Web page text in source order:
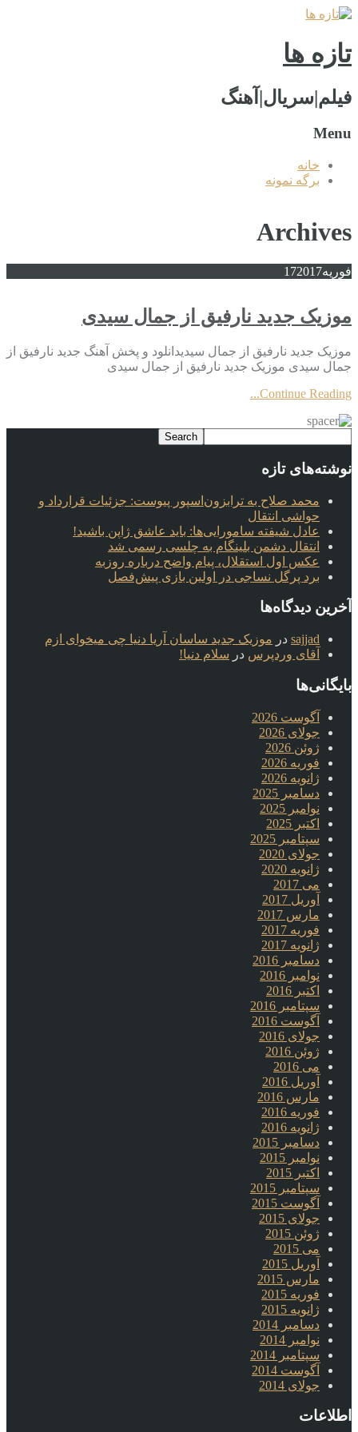
تازه ها
فیلم|سریال|آهنگ
Menu
خانه
برگه نمونه
Archives
فوریه 172017
موزیک جدید نارفیق از جمال سیدی
موزیک جدید نارفیق از جمال سیدیدانلود و پخش آهنگ جدید نارفیق از
جمال سیدی موزیک جدید نارفیق از جمال سیدی
Continue Reading...
نوشته‌های تازه
محمد صلاح به ترابزون‌اسپور پیوست: جزئیات قرارداد و
حواشی انتقال
عادل شیفته سامورایی‌ها: باید عاشق ژاپن باشید!
انتقال دشمن بلینگام به چلسی رسمی شد
عکس اول استقلال، پیام واضح درباره روزبه
برد پرگل نساجی در اولین بازی پیش‌فصل
آخرین دیدگاه‌ها
sajjad در موزیک جدید ساسان آریا دنیا چی میخوای ازم
آقای وردپرس در سلام دنیا!
بایگانی‌ها
آگوست 2026
جولای 2026
ژوئن 2026
فوریه 2026
ژانویه 2026
دسامبر 2025
نوامبر 2025
اکتبر 2025
سپتامبر 2025
جولای 2020
ژانویه 2020
می 2017
آوریل 2017
مارس 2017
فوریه 2017
ژانویه 2017
دسامبر 2016
نوامبر 2016
اکتبر 2016
سپتامبر 2016
آگوست 2016
جولای 2016
ژوئن 2016
می 2016
آوریل 2016
مارس 2016
فوریه 2016
ژانویه 2016
دسامبر 2015
نوامبر 2015
اکتبر 2015
سپتامبر 2015
آگوست 2015
جولای 2015
ژوئن 2015
می 2015
آوریل 2015
مارس 2015
فوریه 2015
ژانویه 2015
دسامبر 2014
نوامبر 2014
سپتامبر 2014
آگوست 2014
جولای 2014
اطلاعات